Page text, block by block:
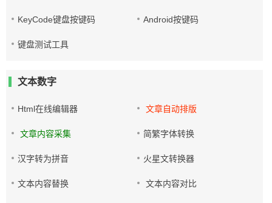
KeyCode键盘按键码 Android按键码
键盘测试工具
文本数字
Html在线编辑器 文章自动排版
文章内容采集 简繁字体转换
汉字转为拼音 火星文转换器
文本内容替换 文本内容对比